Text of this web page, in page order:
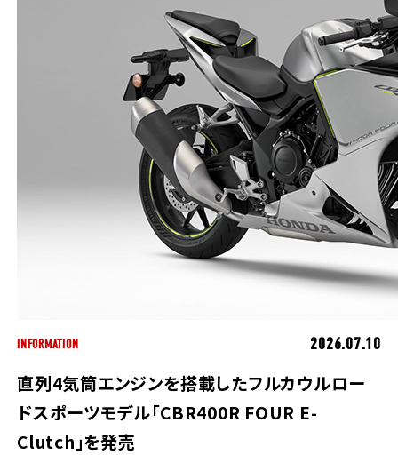
INFORMATION 2026.07.10
直列4気筒エンジンを搭載したフルカウルロー
ドスポーツモデル「CBR400R FOUR E-
Clutch」を発売